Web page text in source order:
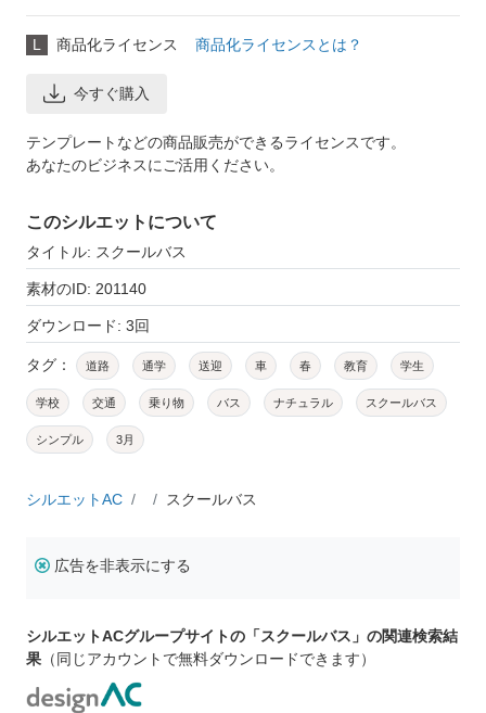
L 商品化ライセンス 商品化ライセンスとは？
今すぐ購入
テンプレートなどの商品販売ができるライセンスです。
あなたのビジネスにご活用ください。
このシルエットについて
タイトル: スクールバス
素材のID: 201140
ダウンロード: 3回
タグ： 道路 通学 送迎 車 春 教育 学生
学校 交通 乗り物 バス ナチュラル スクールバス
シンプル 3月
シルエットAC スクールバス
広告を非表示にする
シルエットACグループサイトの「スクールバス」の関連検索結
果 （同じアカウントで無料ダウンロードできます）